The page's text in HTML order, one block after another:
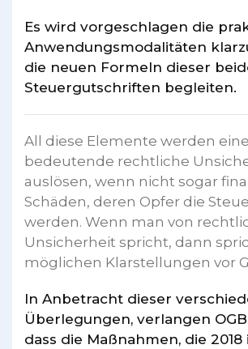
Es wird vorgeschlagen die
Anwendungsmodalitäten
die neuen Formeln dieser
Steuergutschriften begleiten.
All diese Elemente werden eine
bedeutende rechtliche
auslösen, wenn nicht sogar
Schäden, deren Opfer die
werden. Wenn man von
Unsicherheit spricht, dann
möglichen Klarstellungen vor
In Anbetracht dieser
Überlegungen, verlangen
dass die Maßnahmen, die 2018